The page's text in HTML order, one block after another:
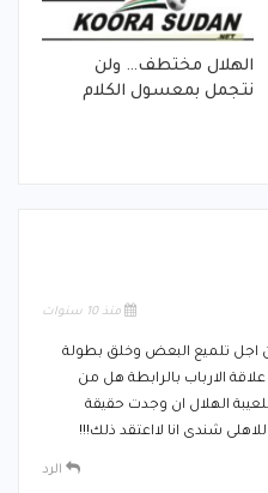
الهلال مختطف… ولن
نتجمل بمعسول الكلام
منذ 10 سنوات
اجل تلميع البعض وخلق بطولة
الارباب بالرابطة هل من
الهلال ان وجدت حقيقة
شندى انا لااعتقد ذلك!!!
الرد